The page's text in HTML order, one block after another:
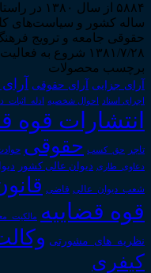
۵۸۸۴ از
ساله کشور و سیاست‌های
۱۳۸۱/۷/۲۸ شروع به فعالیت نمود...
برچسب محصولات
آرای جزایی آرای حقوقی
اجرای اسناد احوال شخصیه
انتشارات قوه
تاجر حق_کسب حقوقی
دعاوی_طاری دیوان عالی کشور
شعب_دیوان_عالی قاضی
قوه قضاییه
نظریه_های_مشورتی
کیفری